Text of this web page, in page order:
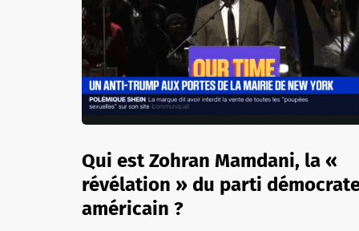
Qui est Zohran Mamdani, la «
révélation » du parti
américain ?